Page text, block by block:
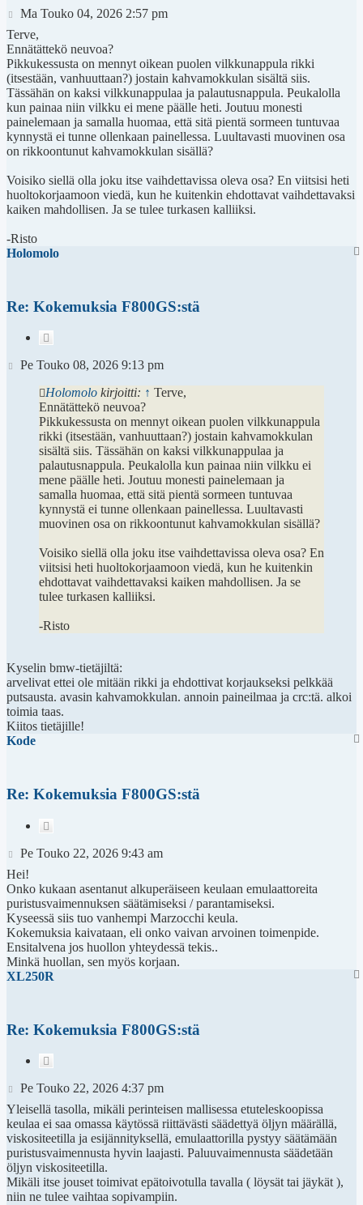
Viesti
Ma Touko 04, 2026 2:57 pm
Terve,
Ennätättekö neuvoa?
Pikkukessusta on mennyt oikean puolen vilkkunappula rikki
(itsestään, vanhuuttaan?) jostain kahvamokkulan sisältä siis.
Tässähän on kaksi vilkkunappulaa ja palautusnappula. Peukalolla
kun painaa niin vilkku ei mene päälle heti. Joutuu monesti
painelemaan ja samalla huomaa, että sitä pientä sormeen tuntuvaa
kynnystä ei tunne ollenkaan painellessa. Luultavasti muovinen osa
on rikkoontunut kahvamokkulan sisällä?
Voisiko siellä olla joku itse vaihdettavissa oleva osa? En viitsisi heti
huoltokorjaamoon viedä, kun he kuitenkin ehdottavat vaihdettavaksi
kaiken mahdollisen. Ja se tulee turkasen kalliiksi.
-Risto
Holomolo
Re: Kokemuksia F800GS:stä
Viesti
Pe Touko 08, 2026 9:13 pm
Holomolo kirjoitti: ↑ Terve,
Ennätättekö neuvoa?
Pikkukessusta on mennyt oikean puolen vilkkunappula
rikki (itsestään, vanhuuttaan?) jostain kahvamokkulan
sisältä siis. Tässähän on kaksi vilkkunappulaa ja
palautusnappula. Peukalolla kun painaa niin vilkku ei
mene päälle heti. Joutuu monesti painelemaan ja
samalla huomaa, että sitä pientä sormeen tuntuvaa
kynnystä ei tunne ollenkaan painellessa. Luultavasti
muovinen osa on rikkoontunut kahvamokkulan sisällä?
Voisiko siellä olla joku itse vaihdettavissa oleva osa? En
viitsisi heti huoltokorjaamoon viedä, kun he kuitenkin
ehdottavat vaihdettavaksi kaiken mahdollisen. Ja se
tulee turkasen kalliiksi.
-Risto
Kyselin bmw-tietäjiltä:
arvelivat ettei ole mitään rikki ja ehdottivat korjaukseksi pelkkää
putsausta. avasin kahvamokkulan. annoin paineilmaa ja crc:tä. alkoi
toimia taas.
Kiitos tietäjille!
Kode
Re: Kokemuksia F800GS:stä
Viesti
Pe Touko 22, 2026 9:43 am
Hei!
Onko kukaan asentanut alkuperäiseen keulaan emulaattoreita
puristusvaimennuksen säätämiseksi / parantamiseksi.
Kyseessä siis tuo vanhempi Marzocchi keula.
Kokemuksia kaivataan, eli onko vaivan arvoinen toimenpide.
Ensitalvena jos huollon yhteydessä tekis..
Minkä huollan, sen myös korjaan.
XL250R
Re: Kokemuksia F800GS:stä
Viesti
Pe Touko 22, 2026 4:37 pm
Yleisellä tasolla, mikäli perinteisen mallisessa etuteleskoopissa
keulaa ei saa omassa käytössä riittävästi säädettyä öljyn määrällä,
viskositeetilla ja esijännityksellä, emulaattorilla pystyy säätämään
puristusvaimennusta hyvin laajasti. Paluuvaimennusta säädetään
öljyn viskositeetilla.
Mikäli itse jouset toimivat epätoivotulla tavalla ( löysät tai jäykät ),
niin ne tulee vaihtaa sopivampiin.